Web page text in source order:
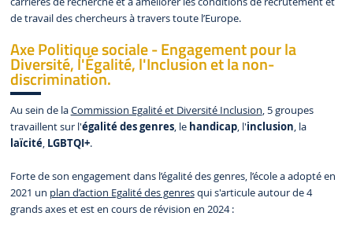
de travail des chercheurs à travers toute l’Europe.
Axe Politique sociale - Engagement pour la
Diversité, l'Égalité, l'Inclusion et la non-
discrimination.
Au sein de laCommission Egalité et Diversité Inclusion, 5 groupes
travaillent sur l'égalité des genres, le handicap, l'inclusion, la
laïcité, LGBTQI+.
Forte de son engagement dans l’égalité des genres, l’école a adopté en
2021 un plan d’action Egalité des genresqui s'articule autour de 4
grands axes et est en cours de révision en 2024 :